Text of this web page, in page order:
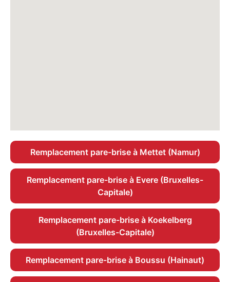
Remplacement pare-brise à Mettet (Namur)
Remplacement pare-brise à Evere (Bruxelles-
Capitale)
Remplacement pare-brise à Koekelberg
(Bruxelles-Capitale)
Remplacement pare-brise à Boussu (Hainaut)